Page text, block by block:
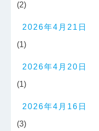
(2)
2026年4月21日
(1)
2026年4月20日
(1)
2026年4月16日
(3)